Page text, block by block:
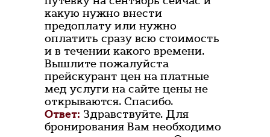
какую нужно внести
предоплату или нужно
оплатить сразу всю стоимость
и в течении какого времени.
Вышлите пожалуйста
прейскурант цен на платные
мед услуги на сайте цены не
открываются. Спасибо.
Ответ: Здравствуйте. Для
бронирования Вам необходимо